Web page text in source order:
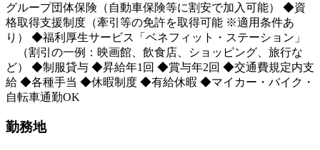
グループ団体保険（自動車保険等に割安で加入可能） ◆資
格取得支援制度（牽引等の免許を取得可能 ※適用条件あ
り） ◆福利厚生サービス「ベネフィット・ステーション」
（割引の一例：映画館、飲食店、ショッピング、旅行な
ど） ◆制服貸与 ◆昇給年1回 ◆賞与年2回 ◆交通費規定内支
給 ◆各種手当 ◆休暇制度 ◆有給休暇 ◆マイカー・バイク・
自転車通勤OK
勤務地